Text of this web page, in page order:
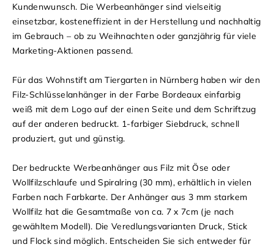
Kundenwunsch. Die Werbeanhänger sind vielseitig
einsetzbar, kosteneffizient in der Herstellung und nachhaltig
im Gebrauch – ob zu Weihnachten oder ganzjährig für viele
Marketing-Aktionen passend.
Für das Wohnstift am Tiergarten in Nürnberg haben wir den
Filz-Schlüsselanhänger in der Farbe Bordeaux einfarbig
weiß mit dem Logo auf der einen Seite und dem Schriftzug
auf der anderen bedruckt. 1-farbiger Siebdruck, schnell
produziert, gut und günstig.
Der bedruckte Werbeanhänger aus Filz mit Öse oder
Wollfilzschlaufe und Spiralring (30 mm), erhältlich in vielen
Farben nach Farbkarte. Der Anhänger aus 3 mm starkem
Wollfilz hat die Gesamtmaße von ca. 7 x 7cm (je nach
gewähltem Modell). Die Veredlungsvarianten Druck, Stick
und Flock sind möglich. Entscheiden Sie sich entweder für